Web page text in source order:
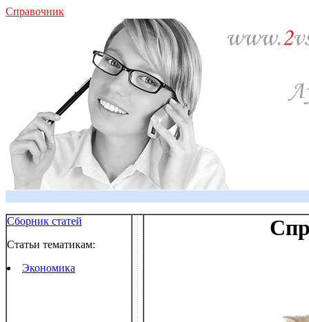
Справочник
Сборник статей
Статьи тематикам:
Экономика